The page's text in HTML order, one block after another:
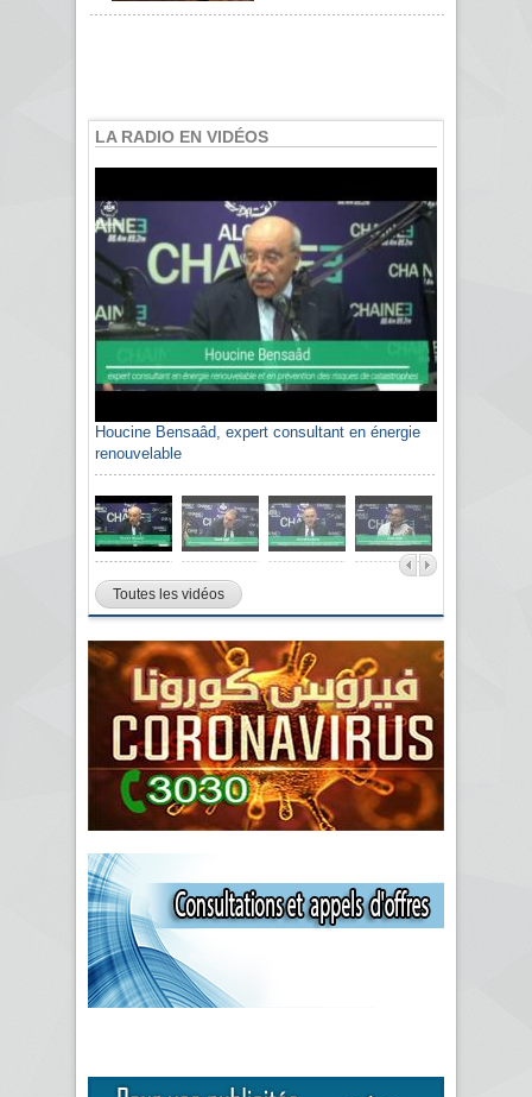
LA RADIO EN VIDÉOS
Houcine Bensaâd, expert consultant en énergie
renouvelable
Toutes les vidéos